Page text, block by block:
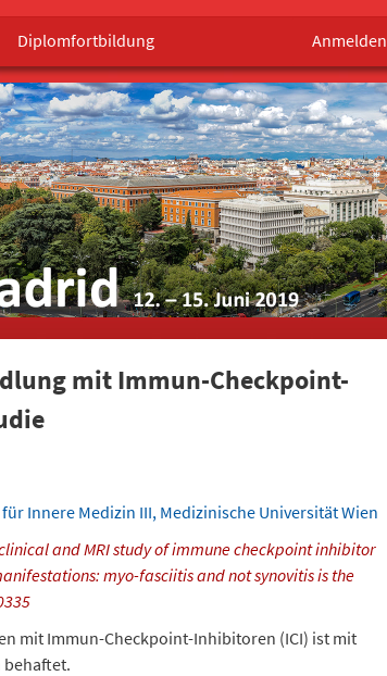
Diplomfortbildung Anmelden
mit Immun-Checkpoint-
Innere Medizin III, Medizinische Universität Wien
and MRI study of immune checkpoint inhibitor
myo-fasciitis and not synovitis is the
mit Immun-Checkpoint-Inhibitoren (ICI) ist mit